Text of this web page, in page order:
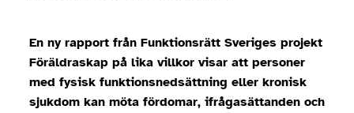
En ny rapport från Funktionsrätt Sveriges projekt
Föräldraskap på lika villkor visar att personer
med fysisk funktionsnedsättning eller kronisk
sjukdom kan möta fördomar, ifrågasättanden och